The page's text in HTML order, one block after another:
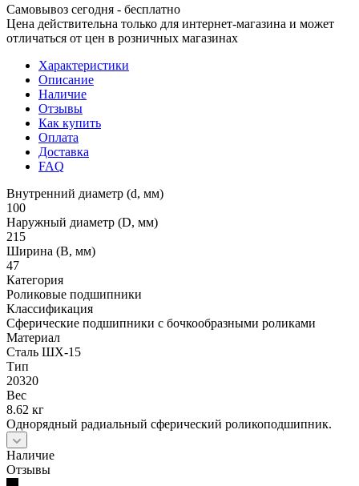
Самовывоз сегодня - бесплатно
Цена действительна только для интернет-магазина и может
отличаться от цен в розничных магазинах
Характеристики
Описание
Наличие
Отзывы
Как купить
Оплата
Доставка
FAQ
Внутренний диаметр (d, мм)
100
Наружный диаметр (D, мм)
215
Ширина (B, мм)
47
Категория
Роликовые подшипники
Классификация
Сферические подшипники с бочкообразными роликами
Материал
Сталь ШХ-15
Тип
20320
Вес
8.62 кг
Однорядный радиальный сферический роликоподшипник.
Наличие
Отзывы